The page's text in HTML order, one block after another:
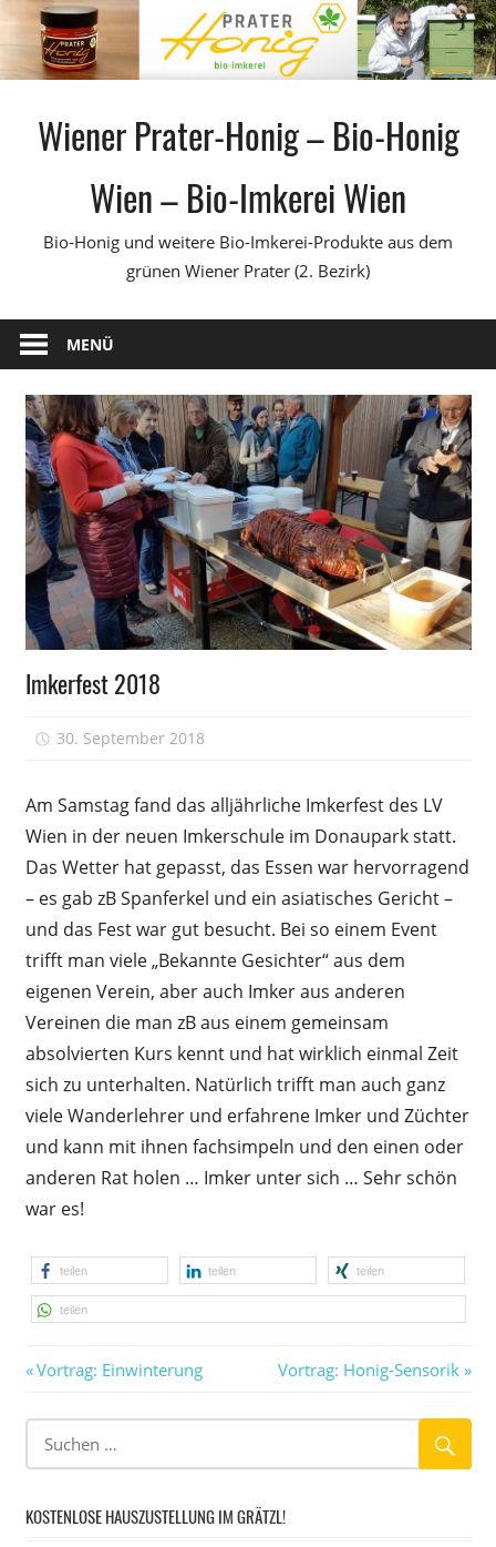
Inhalt
springen
Wiener Prater-Honig – Bio-Honig
Wien – Bio-Imkerei Wien
Bio-Honig und weitere Bio-Imkerei-Produkte aus dem
grünen Wiener Prater (2. Bezirk)
MENÜ
Imkerverein
Imkerfest 2018
30. September 2018
Am Samstag fand das alljährliche Imkerfest des LV
Wien in der neuen Imkerschule im Donaupark statt.
Das Wetter hat gepasst, das Essen war hervorragend
– es gab zB Spanferkel und ein asiatisches Gericht –
und das Fest war gut besucht. Bei so einem Event
trifft man viele „Bekannte Gesichter“ aus dem
eigenen Verein, aber auch Imker aus anderen
Vereinen die man zB aus einem gemeinsam
absolvierten Kurs kennt und hat wirklich einmal Zeit
sich zu unterhalten. Natürlich trifft man auch ganz
viele Wanderlehrer und erfahrene Imker und Züchter
und kann mit ihnen fachsimpeln und den einen oder
anderen Rat holen … Imker unter sich … Sehr schön
war es!
teilen teilen teilen
teilen
Beitragsnavigation
Vorheriger
Vortrag: Einwinterung
Nächster
Vortrag: Honig-Sensorik
KOSTENLOSE HAUSZUSTELLUNG IM GRÄTZL!